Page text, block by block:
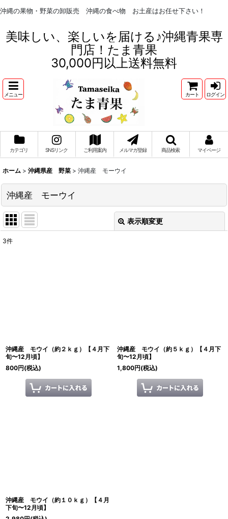
沖縄の果物・野菜の卸販売 沖縄の食べ物 お土産はお任せ下さい！
美味しい、楽しいを届ける♪沖縄青果専
門店！たま青果
30,000円以上送料無料
メニュー カート ログイン
カテゴリ SNSリンク ご利用案内 メルマガ登録 商品検索 マイページ
ホーム > 沖縄県産 野菜 > 沖縄産 モーウイ
沖縄産 モーウイ
表示順変更
3件
沖縄産 モウイ（約２ｋｇ）【４月下
旬〜12月頃】
800円(税込)
沖縄産 モウイ（約５ｋｇ）【４月下
旬〜12月頃】
1,800円(税込)
沖縄産 モウイ（約１０ｋｇ）【４月
下旬〜12月頃】